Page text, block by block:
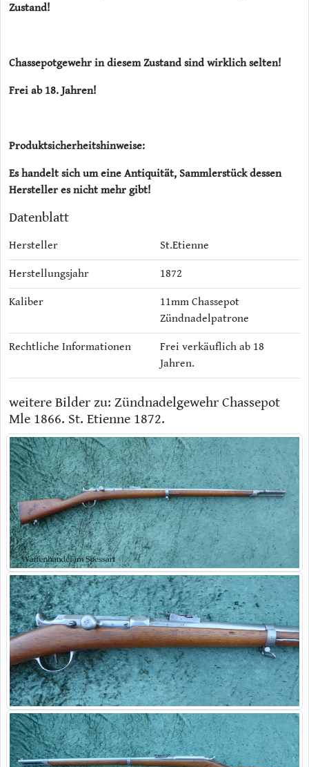
Zustand!
Chassepotgewehr in diesem Zustand sind wirklich selten!
Frei ab 18. Jahren!
Produktsicherheitshinweise:
Es handelt sich um eine Antiquität, Sammlerstück dessen
Hersteller es nicht mehr gibt!
Datenblatt
Hersteller St.Etienne
Herstellungsjahr 1872
Kaliber
11mm Chassepot
Zündnadelpatrone
Rechtliche Informationen
Frei verkäuflich ab 18
Jahren.
weitere Bilder zu: Zündnadelgewehr Chassepot
Mle 1866. St. Etienne 1872.